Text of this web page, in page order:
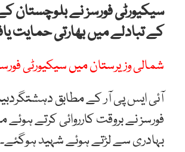
سیکیورٹی فورسز نے بلوچستان
کے تبادلے میں بھارتی حمایت یافتہ14دہشتگردہلاک ہوگئے ، متعدد دہشتگرد زخمی
شمالی وزیرستان میں سیکیورٹی فورسز
آئی ایس پی آر کے مطابق
فورسز نے بروقت کارروائی کرتے
بہادری سے لڑتے ہوئے شہید ہوگئے۔